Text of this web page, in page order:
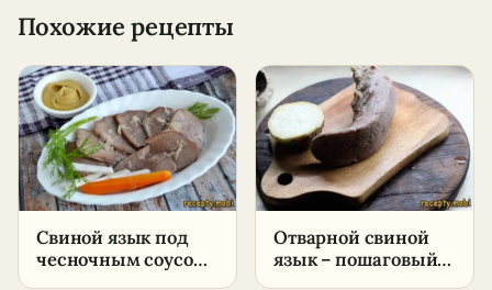
Похожие рецепты
Свиной язык под
чесночным соусом
Отварной свиной
язык – пошаговый